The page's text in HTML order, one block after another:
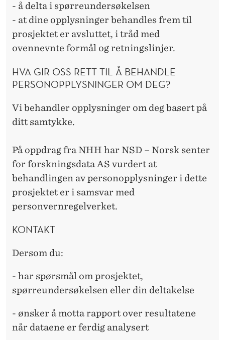
- å delta i spørreundersøkelsen
- at dine opplysninger behandles frem til
prosjektet er avsluttet, i tråd med
ovennevnte formål og retningslinjer.
HVA GIR OSS RETT TIL Å BEHANDLE
PERSONOPPLYSNINGER OM DEG?
Vi behandler opplysninger om deg basert på
ditt samtykke.
På oppdrag fra NHH har NSD – Norsk senter
for forskningsdata AS vurdert at
behandlingen av personopplysninger i dette
prosjektet er i samsvar med
personvernregelverket.
KONTAKT
Dersom du:
- har spørsmål om prosjektet,
spørreundersøkelsen eller din deltakelse
- ønsker å motta rapport over resultatene
når dataene er ferdig analysert